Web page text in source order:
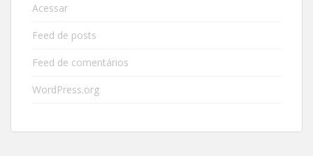
Acessar
Feed de posts
Feed de comentários
WordPress.org